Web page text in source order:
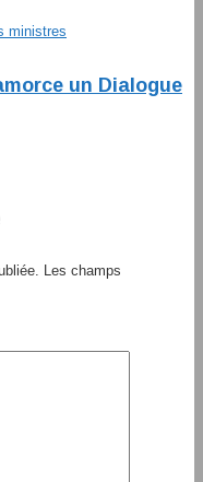
un Dialogue
Les champs